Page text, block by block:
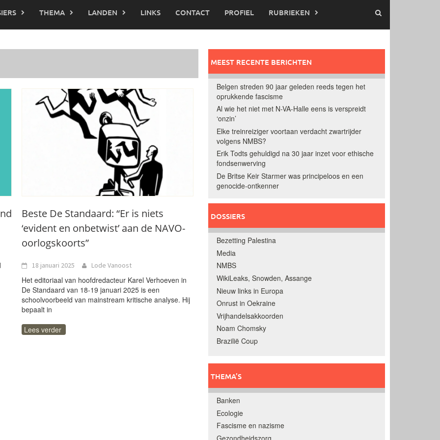
THEMA LANDEN LINKS CONTACT PROFIEL RUBRIEKEN
Beste De Standaard: “Er is niets
‘evident en onbetwist’ aan de NAVO-
oorlogskoorts”
18 januari 2025 Lode Vanoost
Het editoriaal van hoofdredacteur Karel Verhoeven in
De Standaard van 18-19 januari 2025 is een
schoolvoorbeeld van mainstream kritische analyse. Hij
bepaalt in
Lees verder
MEEST RECENTE BERICHTEN
Belgen streden 90 jaar geleden reeds tegen het
oprukkende fascisme
Al wie het niet met N-VA-Halle eens is verspreidt
‘onzin’
Elke treinreiziger voortaan verdacht zwartrijder
volgens NMBS?
Erik Todts gehuldigd na 30 jaar inzet voor ethische
fondsenwerving
De Britse Keir Starmer was principeloos en een
genocide-ontkenner
DOSSIERS
Bezetting Palestina
Media
NMBS
WikiLeaks, Snowden, Assange
Nieuw links in Europa
Onrust in Oekraine
Vrijhandelsakkoorden
Noam Chomsky
Brazilië Coup
THEMA’S
Banken
Ecologie
Fascisme en nazisme
Gezondheidszorg